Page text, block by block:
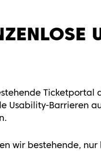
Ticketportal
Usability-Barrieren
wir bestehende, nur